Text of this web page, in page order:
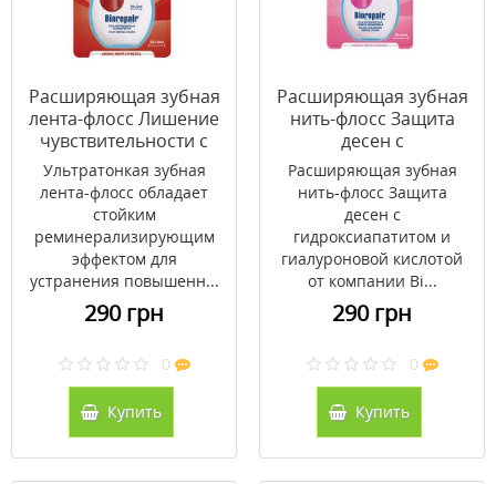
Расширяющая зубная
лента-флосс Лишение
чувствительности с
гидроксиапатитом и
цинком РСА
Биорепейр 30 м
Ультратонкая зубная
лента-флосс обладает
стойким
реминерализирующим
эффектом для
устранения повышенн...
290 грн
0
Купить
Расширяющая зубная
нить-флосс Защита
десен с
гидроксиапатитом и
гиалуроновой
кислотой Биорепейр
30 м
Расширяющая зубная
нить-флосс Защита
десен с
гидроксиапатитом и
гиалуроновой кислотой
от компании Bi...
290 грн
0
Купить